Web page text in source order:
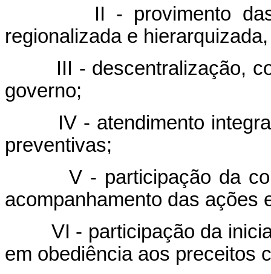
II - provimento
regionalizada e
III - descentralização,
governo;
IV - atendimento
preventivas;
V - participação da
acompanhamento das ações
VI - participação da
em obediência aos preceitos